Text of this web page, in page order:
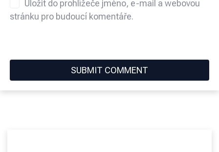
Uložit do prohlížeče jméno, e-mail a webovou
stránku pro budoucí komentáře.